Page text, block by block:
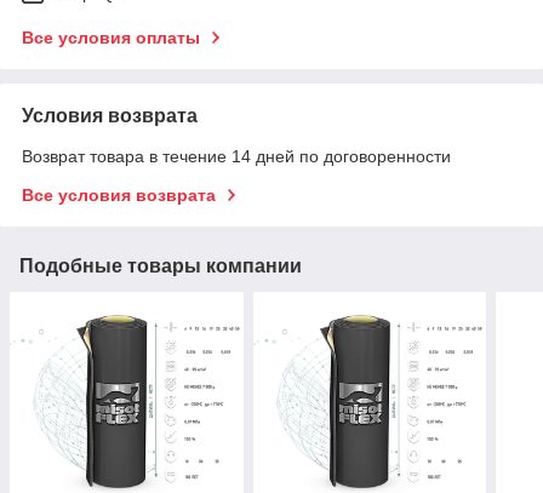
Все условия оплаты
Условия возврата
Возврат товара в течение 14 дней по договоренности
Все условия возврата
Подобные товары компании